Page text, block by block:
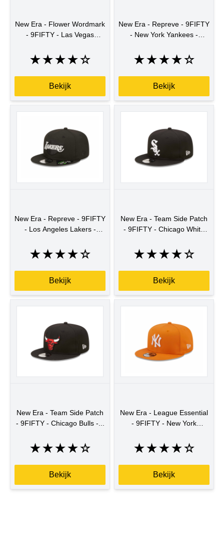
New Era - Flower Wordmark
- 9FIFTY - Las Vegas
★★★★☆
Bekijk
New Era - Repreve - 9FIFTY
- New York Yankees -
★★★★☆
Bekijk
New Era - Repreve - 9FIFTY
- Los Angeles Lakers -
★★★★☆
Bekijk
New Era - Team Side Patch
- 9FIFTY - Chicago White
★★★★☆
Bekijk
New Era - Team Side Patch
- 9FIFTY - Chicago Bulls -...
★★★★☆
Bekijk
New Era - League Essential
- 9FIFTY - New York
★★★★☆
Bekijk